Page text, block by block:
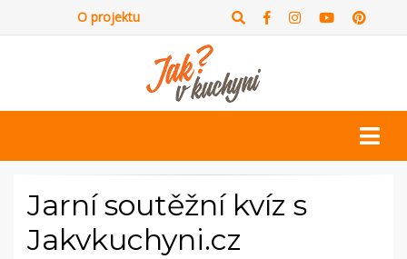
O projektu
Jarní soutěžní kvíz s
Jakvkuchyni.cz